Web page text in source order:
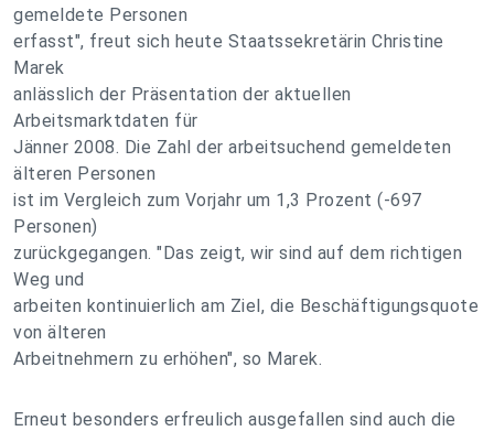
gemeldete Personen
erfasst", freut sich heute Staatssekretärin Christine
Marek
anlässlich der Präsentation der aktuellen
Arbeitsmarktdaten für
Jänner 2008. Die Zahl der arbeitsuchend gemeldeten
älteren Personen
ist im Vergleich zum Vorjahr um 1,3 Prozent (-697
Personen)
zurückgegangen. "Das zeigt, wir sind auf dem richtigen
Weg und
arbeiten kontinuierlich am Ziel, die Beschäftigungsquote
von älteren
Arbeitnehmern zu erhöhen", so Marek.
Erneut besonders erfreulich ausgefallen sind auch die